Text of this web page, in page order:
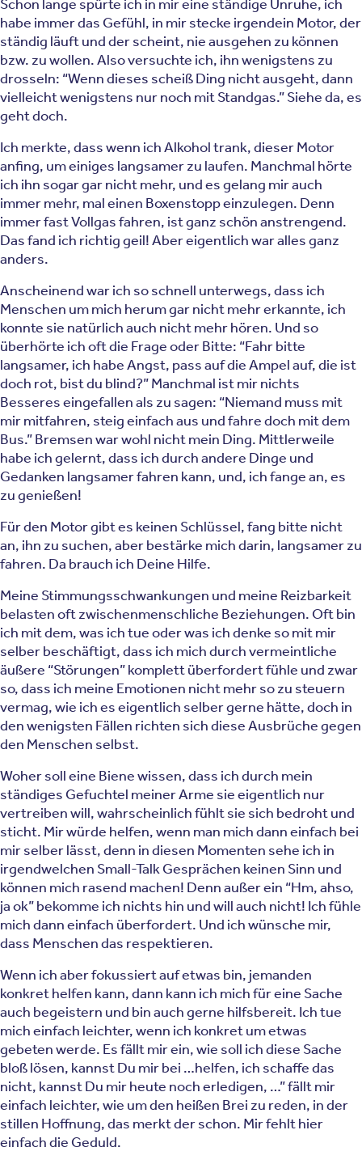
Schon lange spürte ich in mir eine ständige Unruhe, ich
habe immer das Gefühl, in mir stecke irgendein Motor, der
ständig läuft und der scheint, nie ausgehen zu können
bzw. zu wollen. Also versuchte ich, ihn wenigstens zu
drosseln: “Wenn dieses scheiß Ding nicht ausgeht, dann
vielleicht wenigstens nur noch mit Standgas.” Siehe da, es
geht doch.
Ich merkte, dass wenn ich Alkohol trank, dieser Motor
anfing, um einiges langsamer zu laufen. Manchmal hörte
ich ihn sogar gar nicht mehr, und es gelang mir auch
immer mehr, mal einen Boxenstopp einzulegen. Denn
immer fast Vollgas fahren, ist ganz schön anstrengend.
Das fand ich richtig geil! Aber eigentlich war alles ganz
anders.
Anscheinend war ich so schnell unterwegs, dass ich
Menschen um mich herum gar nicht mehr erkannte, ich
konnte sie natürlich auch nicht mehr hören. Und so
überhörte ich oft die Frage oder Bitte: “Fahr bitte
langsamer, ich habe Angst, pass auf die Ampel auf, die ist
doch rot, bist du blind?” Manchmal ist mir nichts
Besseres eingefallen als zu sagen: “Niemand muss mit
mir mitfahren, steig einfach aus und fahre doch mit dem
Bus.” Bremsen war wohl nicht mein Ding. Mittlerweile
habe ich gelernt, dass ich durch andere Dinge und
Gedanken langsamer fahren kann, und, ich fange an, es
zu genießen!
Für den Motor gibt es keinen Schlüssel, fang bitte nicht
an, ihn zu suchen, aber bestärke mich darin, langsamer zu
fahren. Da brauch ich Deine Hilfe.
Meine Stimmungsschwankungen und meine Reizbarkeit
belasten oft zwischenmenschliche Beziehungen. Oft bin
ich mit dem, was ich tue oder was ich denke so mit mir
selber beschäftigt, dass ich mich durch vermeintliche
äußere “Störungen” komplett überfordert fühle und zwar
so, dass ich meine Emotionen nicht mehr so zu steuern
vermag, wie ich es eigentlich selber gerne hätte, doch in
den wenigsten Fällen richten sich diese Ausbrüche gegen
den Menschen selbst.
Woher soll eine Biene wissen, dass ich durch mein
ständiges Gefuchtel meiner Arme sie eigentlich nur
vertreiben will, wahrscheinlich fühlt sie sich bedroht und
sticht. Mir würde helfen, wenn man mich dann einfach bei
mir selber lässt, denn in diesen Momenten sehe ich in
irgendwelchen Small-Talk Gesprächen keinen Sinn und
können mich rasend machen! Denn außer ein “Hm, ahso,
ja ok” bekomme ich nichts hin und will auch nicht! Ich fühle
mich dann einfach überfordert. Und ich wünsche mir,
dass Menschen das respektieren.
Wenn ich aber fokussiert auf etwas bin, jemanden
konkret helfen kann, dann kann ich mich für eine Sache
auch begeistern und bin auch gerne hilfsbereit. Ich tue
mich einfach leichter, wenn ich konkret um etwas
gebeten werde. Es fällt mir ein, wie soll ich diese Sache
bloß lösen, kannst Du mir bei …helfen, ich schaffe das
nicht, kannst Du mir heute noch erledigen, …” fällt mir
einfach leichter, wie um den heißen Brei zu reden, in der
stillen Hoffnung, das merkt der schon. Mir fehlt hier
einfach die Geduld.